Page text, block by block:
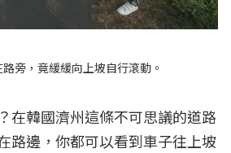
旁，竟緩緩向上坡自行滾動。
在韓國濟州這條不可思議的道路
路邊，你都可以看到車子往上坡